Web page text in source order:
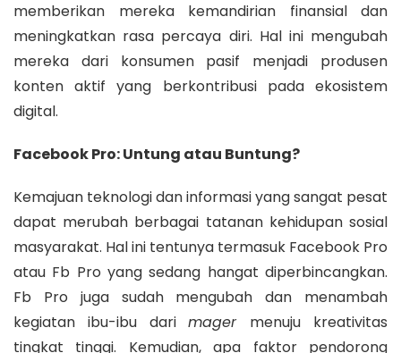
memberikan mereka kemandirian finansial dan
meningkatkan rasa percaya diri. Hal ini mengubah
mereka dari konsumen pasif menjadi produsen
konten aktif yang berkontribusi pada ekosistem
digital.
Facebook Pro: Untung atau Buntung?
Kemajuan teknologi dan informasi yang sangat pesat
dapat merubah berbagai tatanan kehidupan sosial
masyarakat. Hal ini tentunya termasuk Facebook Pro
atau Fb Pro yang sedang hangat diperbincangkan.
Fb Pro juga sudah mengubah dan menambah
kegiatan ibu-ibu darimager menuju kreativitas
tingkat tinggi. Kemudian, apa faktor pendorong